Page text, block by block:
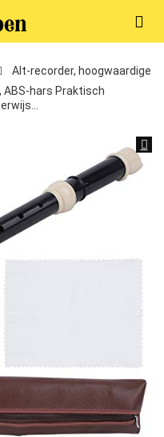
Alt-recorder, hoogwaardige
hars Praktisch